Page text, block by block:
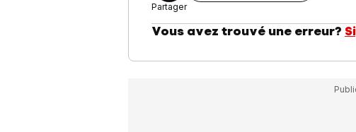
Partager
Vous avez trouvé une erreur?